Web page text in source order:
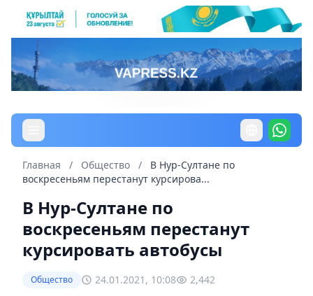
Главная / Общество /
В Нур-Султане по
воскресеньям перестанут курсирова...
В Нур-Султане по
воскресеньям перестанут
курсировать автобусы
Общество 24.01.2021, 10:08 2,442